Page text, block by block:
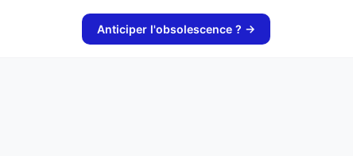
Anticiper l'obsolescence ? →